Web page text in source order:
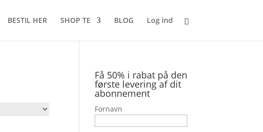
BESTIL HER SHOP TE BLOG Log ind
Få 50% i rabat på den
første levering af dit
abonnement
Fornavn